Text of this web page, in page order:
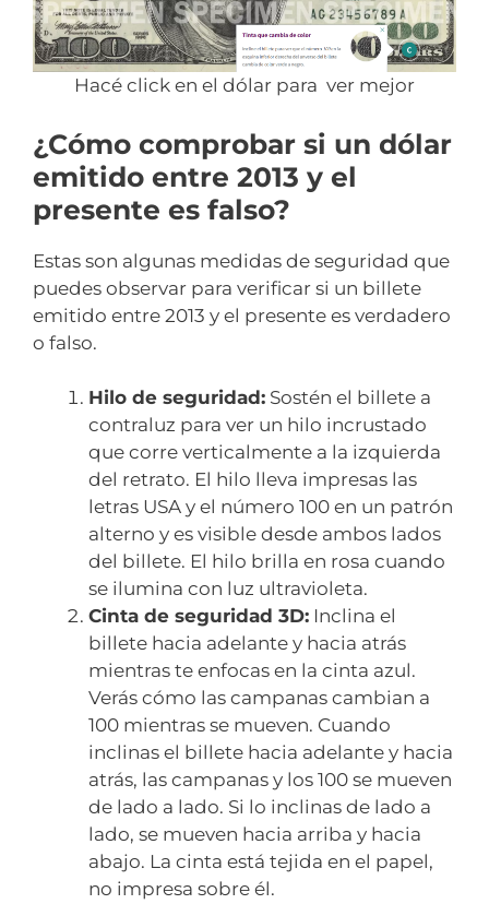
Hacé click en el dólar para ver mejor
¿Cómo comprobar si un dólar
emitido entre 2013 y el
presente es falso?
Estas son algunas medidas de seguridad que
puedes observar para verificar si un billete
emitido entre 2013 y el presente es verdadero
o falso.
Hilo de seguridad: Sostén el billete a
contraluz para ver un hilo incrustado
que corre verticalmente a la izquierda
del retrato. El hilo lleva impresas las
letras USA y el número 100 en un patrón
alterno y es visible desde ambos lados
del billete. El hilo brilla en rosa cuando
se ilumina con luz ultravioleta.
Cinta de seguridad 3D: Inclina el
billete hacia adelante y hacia atrás
mientras te enfocas en la cinta azul.
Verás cómo las campanas cambian a
100 mientras se mueven. Cuando
inclinas el billete hacia adelante y hacia
atrás, las campanas y los 100 se mueven
de lado a lado. Si lo inclinas de lado a
lado, se mueven hacia arriba y hacia
abajo. La cinta está tejida en el papel,
no impresa sobre él.